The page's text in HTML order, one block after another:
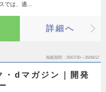
では、適…
詳細へ
掲載期間 26/07/30～26/08/12
・dマガジン｜開発